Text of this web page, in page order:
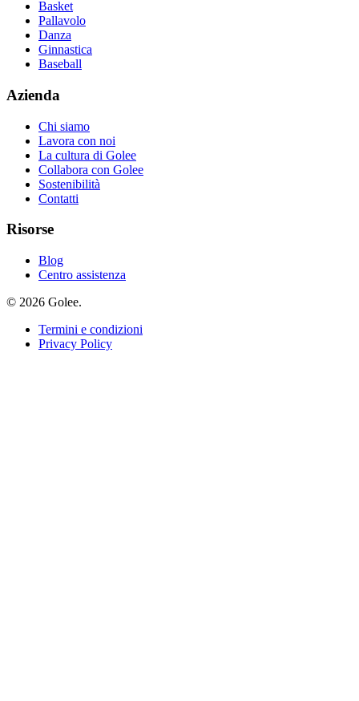
Basket
Pallavolo
Danza
Ginnastica
Baseball
Azienda
Chi siamo
Lavora con noi
La cultura di Golee
Collabora con Golee
Sostenibilità
Contatti
Risorse
Blog
Centro assistenza
© 2026 Golee.
Termini e condizioni
Privacy Policy